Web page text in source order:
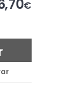
€